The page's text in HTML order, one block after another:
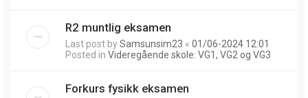
R2 muntlig eksamen
Last post bySamsunsim23 « 01/06-2024 12:01
Posted in Videregående skole: VG1, VG2 og VG3
Forkurs fysikk eksamen